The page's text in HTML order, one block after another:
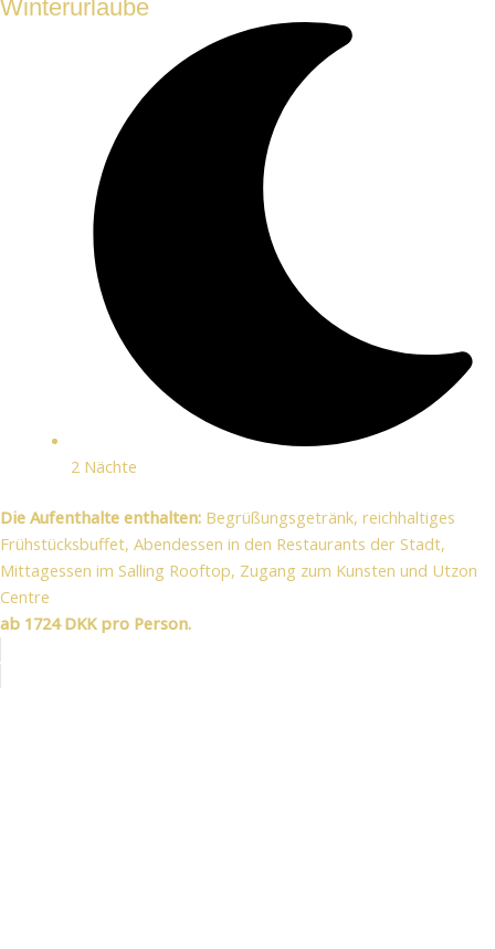
Winterurlaube
2 Nächte
Die Aufenthalte enthalten: Begrüßungsgetränk, reichhaltiges
Frühstücksbuffet, Abendessen in den Restaurants der Stadt,
Mittagessen im Salling Rooftop, Zugang zum Kunsten und Utzon
Centre
ab 1724 DKK pro Person.